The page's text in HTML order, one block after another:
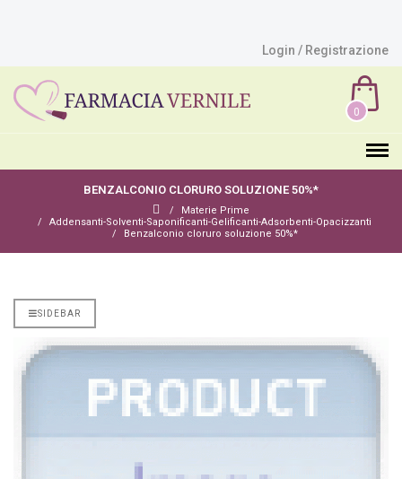
Login / Registrazione
0
BENZALCONIO CLORURO SOLUZIONE 50%*
Materie Prime
Addensanti-Solventi-Saponificanti-Gelificanti-Adsorbenti-Opacizzanti
Benzalconio cloruro soluzione 50%*
SIDEBAR